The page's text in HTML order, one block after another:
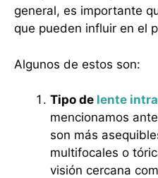
general, es importante
que pueden influir en el
Algunos de estos son:
Tipo de lente
mencionamos
son más
multifocales o
visión cercana